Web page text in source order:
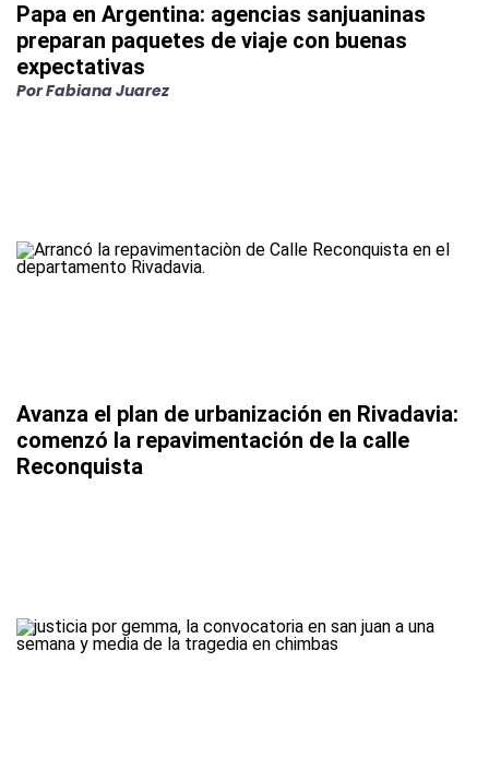
Papa en Argentina: agencias sanjuaninas
preparan paquetes de viaje con buenas
expectativas
PorFabiana Juarez
Avanza el plan de urbanización en Rivadavia:
comenzó la repavimentación de la calle
Reconquista